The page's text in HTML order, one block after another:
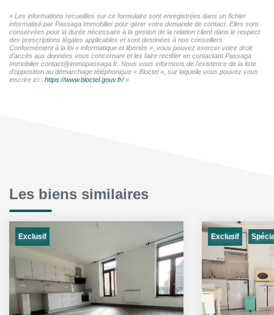
« Les informations recueillies sur ce formulaire sont enregistrées dans un fichier
informatisé par Passaga Immobilier pour gérer votre demande de contact. Elles sont
conservées pour la durée nécessaire à la gestion de la relation client dans le respect
des prescriptions légales applicables et sont destinées à nos conseillers
Conformément à la loi « informatique et libertés », vous pouvez exercer votre droit
d'accès aux données vous concernant et les faire rectifier en contactant Passaga
Immobilier contact@immopassaga.fr. Nous vous informons de l'existence de la liste
d'opposition au démarchage téléphonique « Bloctel », sur laquelle vous pouvez vous
inscrire ici : https://www.bloctel.gouv.fr/»
Les biens similaires
Exclusif Exclusif